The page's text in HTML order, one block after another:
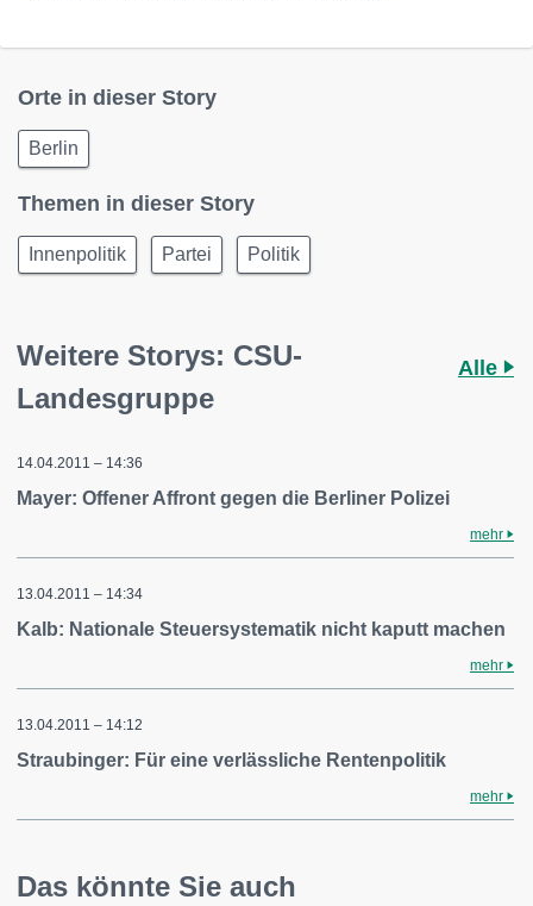
Orte in dieser Story
Berlin
Themen in dieser Story
Innenpolitik Partei Politik
Weitere Storys: CSU-
Landesgruppe
Alle
14.04.2011 – 14:36
Mayer: Offener Affront gegen die Berliner Polizei
mehr
13.04.2011 – 14:34
Kalb: Nationale Steuersystematik nicht kaputt machen
mehr
13.04.2011 – 14:12
Straubinger: Für eine verlässliche Rentenpolitik
mehr
Das könnte Sie auch